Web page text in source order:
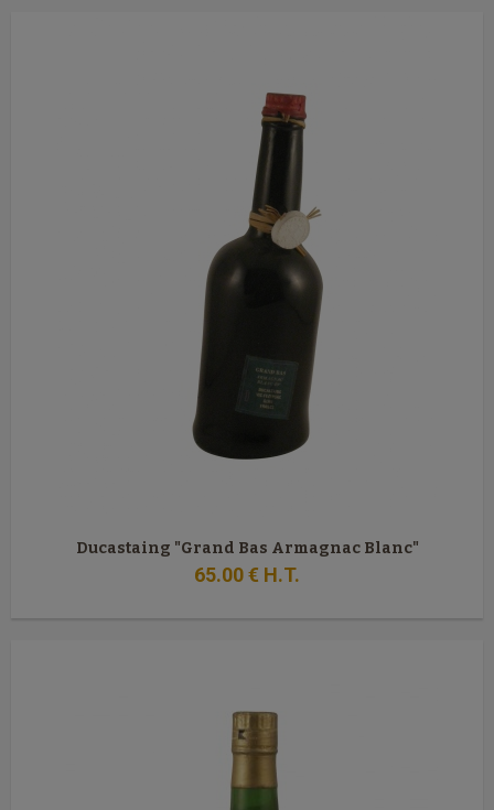
Ducastaing "Grand Bas Armagnac Blanc"
65.00€ H.T.